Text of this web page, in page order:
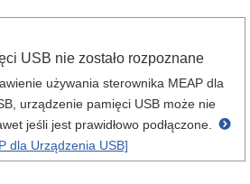
USB nie zostało rozpoznane
używania sterownika MEAP dla
urządzenie pamięci USB może nie
jeśli jest prawidłowo podłączone.
dla Urządzenia USB]